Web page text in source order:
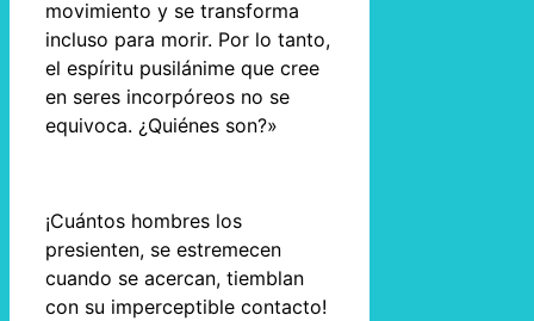
movimiento y se transforma
incluso para morir. Por lo tanto,
el espíritu pusilánime que cree
en seres incorpóreos no se
equivoca. ¿Quiénes son?»
¡Cuántos hombres los
presienten, se estremecen
cuando se acercan, tiemblan
con su imperceptible contacto!